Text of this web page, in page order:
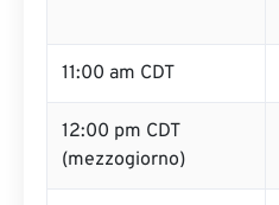
11:00 am CDT
12:00 pm CDT
(mezzogiorno)